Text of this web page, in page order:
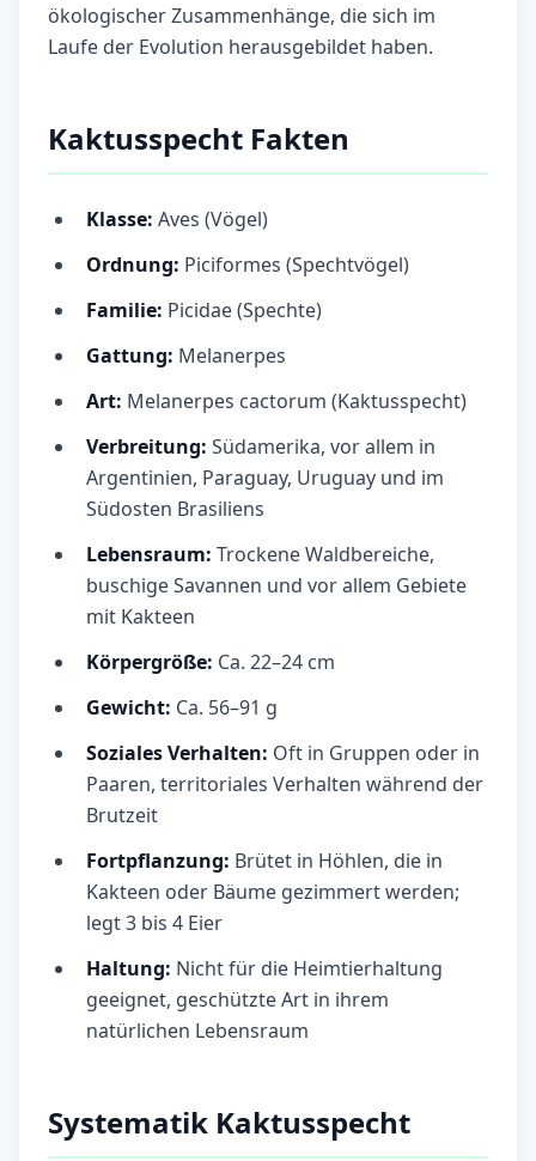
ökologischer Zusammenhänge, die sich im
Laufe der Evolution herausgebildet haben.
Kaktusspecht Fakten
Klasse: Aves (Vögel)
Ordnung: Piciformes (Spechtvögel)
Familie: Picidae (Spechte)
Gattung: Melanerpes
Art: Melanerpes cactorum (Kaktusspecht)
Verbreitung: Südamerika, vor allem in
Argentinien, Paraguay, Uruguay und im
Südosten Brasiliens
Lebensraum: Trockene Waldbereiche,
buschige Savannen und vor allem Gebiete
mit Kakteen
Körpergröße: Ca. 22–24 cm
Gewicht: Ca. 56–91 g
Soziales Verhalten: Oft in Gruppen oder in
Paaren, territoriales Verhalten während der
Brutzeit
Fortpflanzung: Brütet in Höhlen, die in
Kakteen oder Bäume gezimmert werden;
legt 3 bis 4 Eier
Haltung: Nicht für die Heimtierhaltung
geeignet, geschützte Art in ihrem
natürlichen Lebensraum
Systematik Kaktusspecht